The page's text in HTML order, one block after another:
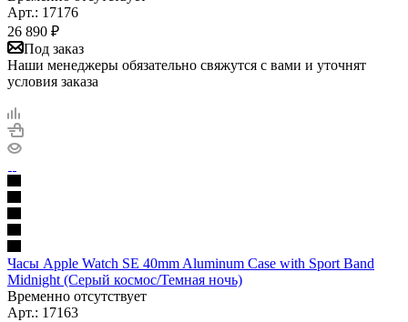
Арт.: 17176
26 890 ₽
Под заказ
Наши менеджеры обязательно свяжутся с вами и уточнят
условия заказа
Часы Apple Watch SE 40mm Aluminum Case with Sport Band
Midnight (Серый космос/Темная ночь)
Временно отсутствует
Арт.: 17163